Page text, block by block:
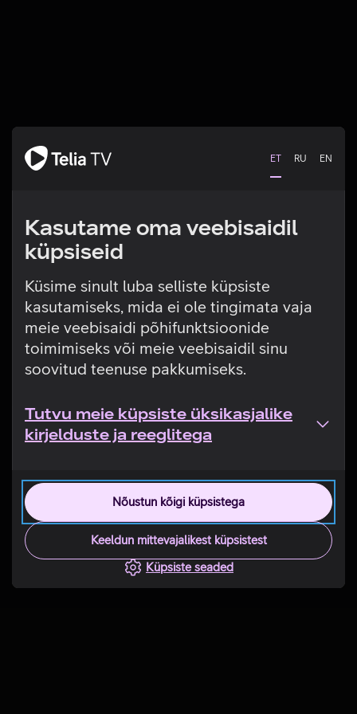
ET RU EN
Kasutame oma veebisaidil
küpsiseid
Küsime sinult luba selliste küpsiste
kasutamiseks, mida ei ole tingimata vaja
meie veebisaidi põhifunktsioonide
toimimiseks või meie veebisaidil sinu
soovitud teenuse pakkumiseks.
Tutvu meie küpsiste üksikasjalike
kirjelduste ja reeglitega
Nõustun kõigi küpsistega
Keeldun mittevajalikest küpsistest
Küpsiste seaded
Tehniline viga